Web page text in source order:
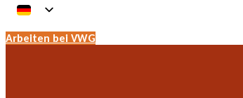
Arbeiten bei VWG